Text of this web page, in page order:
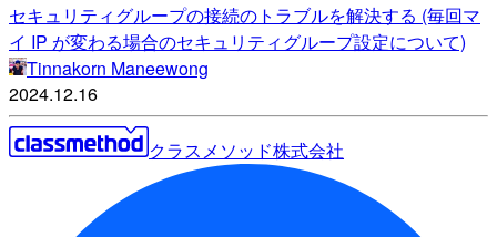
セキュリティグループの接続のトラブルを解決する (毎回マ
イ IP が変わる場合のセキュリティグループ設定について)
Tinnakorn Maneewong
2024.12.16
クラスメソッド株式会社